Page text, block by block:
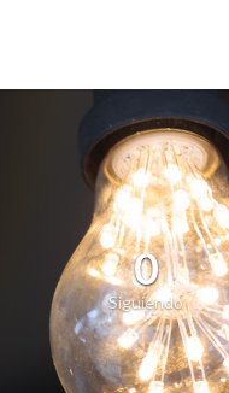
0
Siguiendo